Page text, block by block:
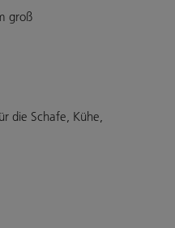
groß
die Schafe, Kühe,